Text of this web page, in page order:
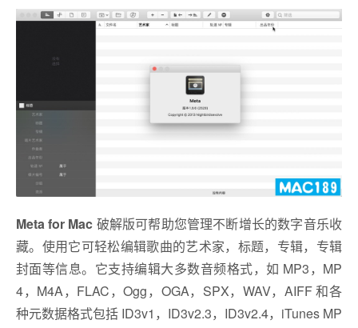
Meta for Mac 破解版可帮助您管理不断增长的数字音乐收
藏。使用它可轻松编辑歌曲的艺术家，标题，专辑，专辑
封面等信息。它支持编辑大多数音频格式，如 MP3，MP
4，M4A，FLAC，Ogg，OGA，SPX，WAV，AIFF 和各
种元数据格式包括 ID3v1，ID3v2.3，ID3v2.4，iTunes MP